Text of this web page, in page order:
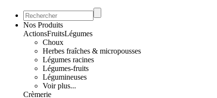
Nos Produits
ActionsFruitsLégumes
Choux
Herbes fraîches & micropousses
Légumes racines
Légumes-fruits
Légumineuses
Voir plus...
Crèmerie